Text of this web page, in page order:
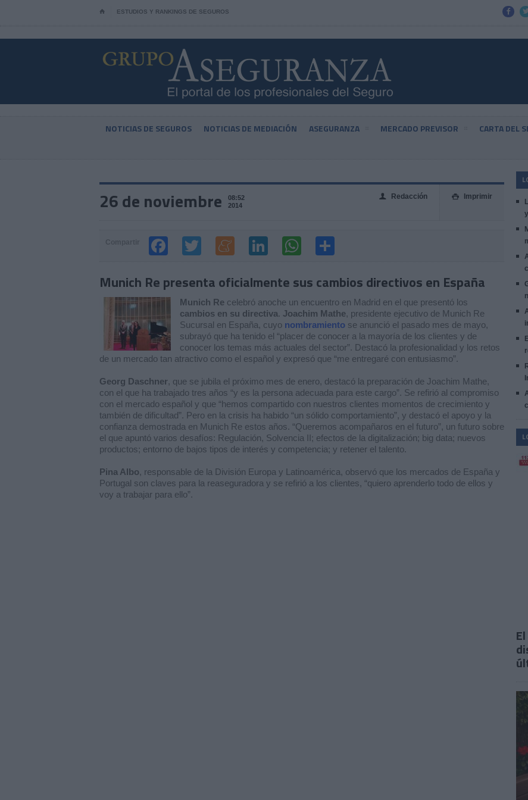
⌂ ESTUDIOS Y RANKINGS DE SEGUROS 
NOTICIAS DE SEGUROS NOTICIAS DE MEDIACIÓN ASEGURANZA MERCADO PREVISOR CARTA DEL
26 de noviembre
08:52
2014
 Imprimir
👤 Redacción
Munich Re presenta oficialmente sus cambios directivos en España
Munich Re celebró anoche un encuentro en Madrid en el que presentó los
cambios en su directiva. Joachim Mathe, presidente ejecutivo de Munich Re
Sucursal en España, cuyo nombramiento se anunció el pasado mes de mayo,
subrayó que ha tenido el “placer de conocer a la mayoría de los clientes y de
conocer los temas más actuales del sector”. Destacó la profesionalidad y los retos
de un mercado tan atractivo como el español y expresó que “me entregaré con entusiasmo”.
Georg Daschner, que se jubila el próximo mes de enero, destacó la preparación de Joachim Mathe,
con el que ha trabajado tres años “y es la persona adecuada para este cargo”. Se refirió al compromiso
con el mercado español y que “hemos compartido con nuestros clientes momentos de crecimiento y
también de dificultad”. Pero en la crisis ha habido “un sólido comportamiento”, y destacó el apoyo y la
confianza demostrada en Munich Re estos años. “Queremos acompañaros en el futuro”, un futuro sobre
el que apuntó varios desafíos: Regulación, Solvencia II; efectos de la digitalización; big data; nuevos
productos; entorno de bajos tipos de interés y competencia; y retener el talento.
Pina Albo, responsable de la División Europa y Latinoamérica, observó que los mercados de España y
Portugal son claves para la reaseguradora y se refirió a los clientes, “quiero aprenderlo todo de ellos y
voy a trabajar para ello”.